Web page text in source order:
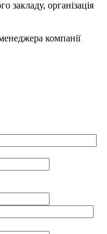
закладу, організація
компанії